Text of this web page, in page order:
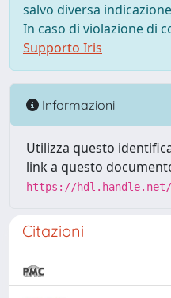
salvo diversa
In caso di violazione di
Supporto Iris
Informazioni
Utilizza questo
link a questo
https://hdl.handle.net/
Citazioni